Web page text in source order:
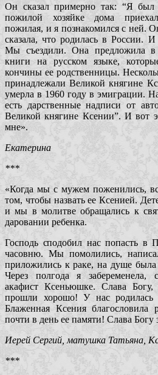
Он сказал примерно так: “Я был
пожилой хозяйке дома
пожилая, и я познакомился с ней.
сказала, что родилась в России. И
Мы съездили. Она предложила в
книги на русском языке,
кончины ее родственницы.
принадлежали Великой княгине
умерла в 1960 году в эмиграции.
есть дарственные надписи от
Великой княгине Ксении”. И вот
мне».
Екатерина
***
«Когда мы с мужем поженились,
том, чтобы назвать ее Ксенией.
и мы в молитве обращались к
даровании ребенка.
Господь сподобил нас попасть в
часовню. Мы помолились,
приложились к раке, на душе была
Через полгода я забеременела,
акафист Ксеньюшке. Слава
прошли хорошо! У нас родилась
Блаженная Ксения благословила
почти в день ее памяти! Слава Богу
Иерей Сергий, матушка Татьяна,
***